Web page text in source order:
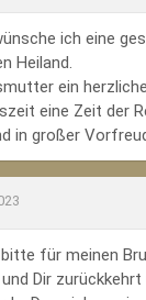
ich eine
Heiland.
ein
eine Zeit der
in großer
für meinen
Dir